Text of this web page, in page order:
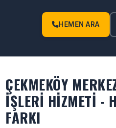
HEMEN ARA
ÇEKMEKÖY
İŞLERI HIZMETI -
FARKI